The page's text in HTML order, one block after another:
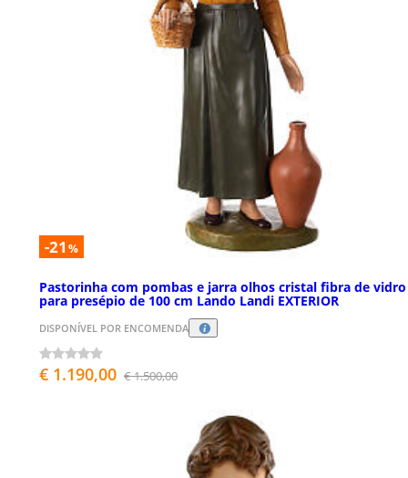
-21 %
Pastorinha com pombas e jarra olhos cristal fibra de vidro
para presépio de 100 cm Lando Landi EXTERIOR
DISPONÍVEL POR ENCOMENDA
€ 1.190,00 € 1.500,00